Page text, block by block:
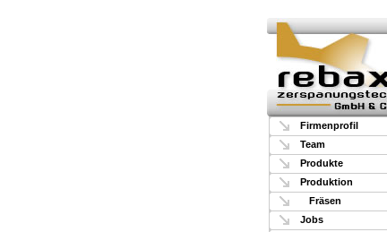
Firmenprofil
Team
Produkte
Produktion
Fräsen
Jobs